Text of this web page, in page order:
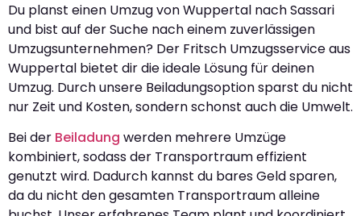
Du planst einen Umzug von Wuppertal nach Sassari
und bist auf der Suche nach einem zuverlässigen
Umzugsunternehmen? Der Fritsch Umzugsservice aus
Wuppertal bietet dir die ideale Lösung für deinen
Umzug. Durch unsere Beiladungsoption sparst du nicht
nur Zeit und Kosten, sondern schonst auch die Umwelt.
Bei der Beiladung werden mehrere Umzüge
kombiniert, sodass der Transportraum effizient
genutzt wird. Dadurch kannst du bares Geld sparen,
da du nicht den gesamten Transportraum alleine